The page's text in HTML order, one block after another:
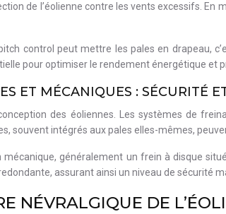
de l’éolienne contre les vents excessifs. En
control peut mettre les pales en drapeau,
pour optimiser le rendement énergétique et
ET MÉCANIQUES : SÉCURITÉ
des éoliennes. Les systèmes de
souvent intégrés aux pales elles-mêmes,
généralement un frein à disque
assurant ainsi un niveau de sécurité
NÉVRALGIQUE DE